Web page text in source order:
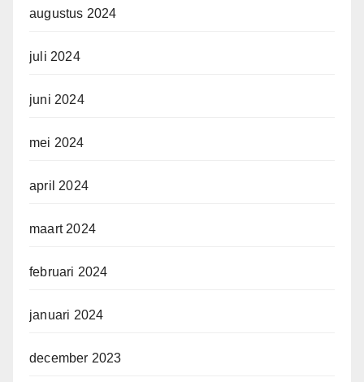
augustus 2024
juli 2024
juni 2024
mei 2024
april 2024
maart 2024
februari 2024
januari 2024
december 2023